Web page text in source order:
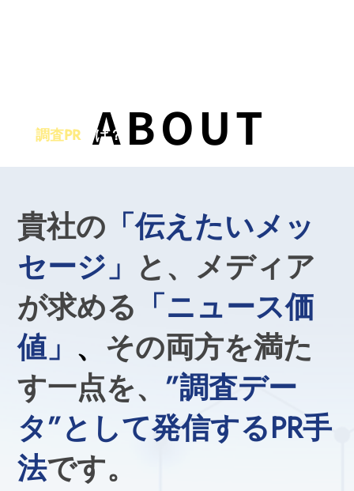
貴社の 「伝えたいメッ
セージ」 と、メディア
が求める 「ニュース価
値」 、 その両方を満た
す一点を、 ”調査デー
タ”として発信するPR手
法です。
ABOUT
ABOUT
調査PRとは？